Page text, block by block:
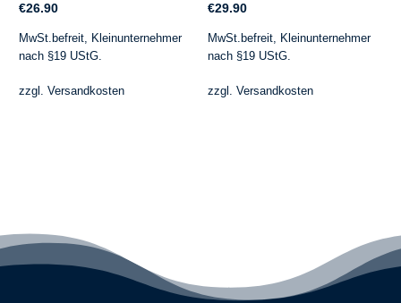
€26.90
MwSt.befreit, Kleinunternehmer
nach §19 UStG.
zzgl. Versandkosten
€29.90
MwSt.befreit, Kleinunternehmer
nach §19 UStG.
zzgl.Versandkosten